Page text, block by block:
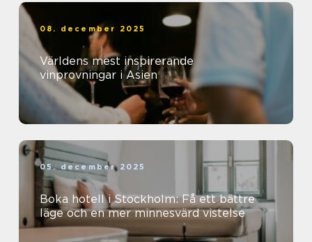
08. december 2025
Världens mest inspirerande
vinprovningar i Asien
05. december 2025
Boka hotell i Stockholm: Få ett bättre
läge och en mer minnesvärd vistelse